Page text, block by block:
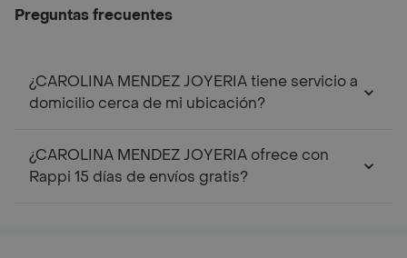
Preguntas frecuentes
¿CAROLINA MENDEZ JOYERIA tiene servicio a
domicilio cerca de mi ubicación?
¿CAROLINA MENDEZ JOYERIA ofrece con
Rappi 15 días de envíos gratis?